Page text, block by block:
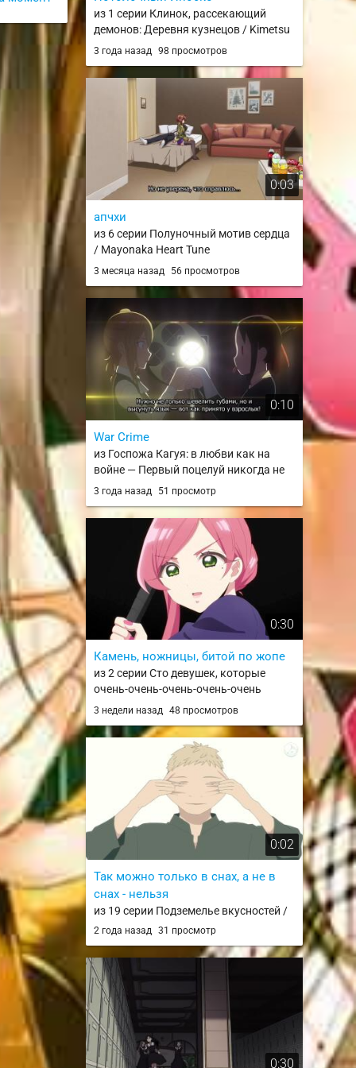
из 1 серии Клинок, рассекающий
демонов: Деревня кузнецов / Kimetsu
no Yaiba: Katanakaji no Sato-hen
3 года назад 98 просмотров
0:03
апчхи
из 6 серии Полуночный мотив сердца
/ Mayonaka Heart Tune
3 месяца назад 56 просмотров
0:10
War Crime
из Госпожа Кагуя: в любви как на
войне — Первый поцелуй никогда не
заканчивается / Kaguya-sama wa
3 года назад 51 просмотр
0:30
Камень, ножницы, битой по жопе
из 2 серии Сто девушек, которые
очень-очень-очень-очень-очень
сильно тебя любят 3 сезон / Kimi no
no Kanojo 3rd Season
3 недели назад 48 просмотров
0:02
Так можно только в снах, а не в
снах - нельзя
из 19 серии Подземелье вкусностей /
Dungeon Meshi
2 года назад 31 просмотр
0:30